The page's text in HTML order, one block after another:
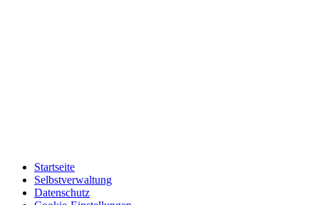
Startseite
Selbstverwaltung
Datenschutz